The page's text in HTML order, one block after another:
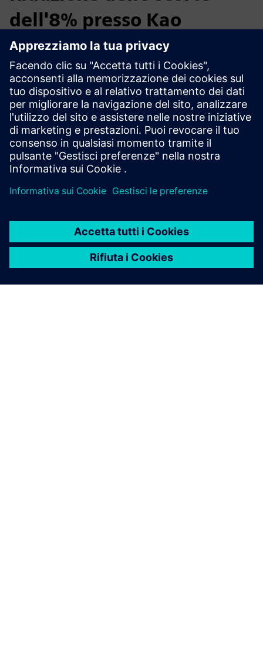
dell'8% presso Kao
Chemicals
In Kao Chemicals, il team di gestione della catena di
fornitura ha implementato i livelli di scorte target definiti
con EyeOn Stock, combinati con un processo S&OE attivo.
Nel giro di 6 mesi, ciò ha portato a una riduzione dell'8%
delle scorte totali e a 20.000€ in ulteriori risparmi sui costi
di magazzino esterni.